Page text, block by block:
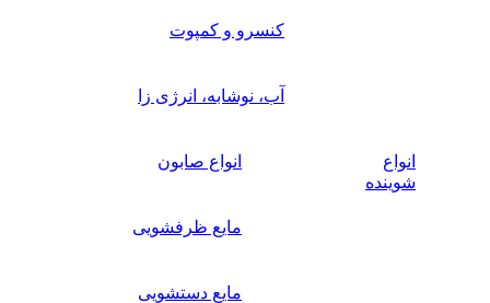
کنسرو و کمپوت
آب، نوشابه، انرژی زا
انواع
شوینده
انواع صابون
مایع ظرفشویی
مایع دستشویی